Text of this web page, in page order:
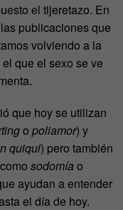
el tijeretazo. En
publicaciones que
volviendo a la
que el sexo se ve
que hoy se utilizan
o poliamor) y
quiqui) pero también
sodomía o
ayudan a entender
el día de hoy.